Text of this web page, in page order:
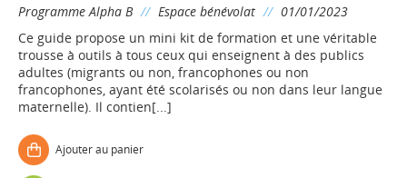
Programme Alpha B // Espace bénévolat // 01/01/2023
Ce guide propose un mini kit de formation et une véritable
trousse à outils à tous ceux qui enseignent à des publics
adultes (migrants ou non, francophones ou non
francophones, ayant été scolarisés ou non dans leur langue
maternelle). Il contien[...]
Ajouter au panier